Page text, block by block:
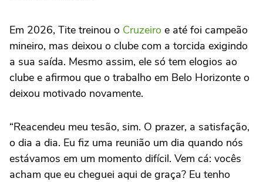
Em 2026, Tite treinou o Cruzeiro e até foi campeão
mineiro, mas deixou o clube com a torcida exigindo
a sua saída. Mesmo assim, ele só tem elogios ao
clube e afirmou que o trabalho em Belo Horizonte o
deixou motivado novamente.
“Reacendeu meu tesão, sim. O prazer, a satisfação,
o dia a dia. Eu fiz uma reunião um dia quando nós
estávamos em um momento difícil. Vem cá: vocês
acham que eu cheguei aqui de graça? Eu tenho